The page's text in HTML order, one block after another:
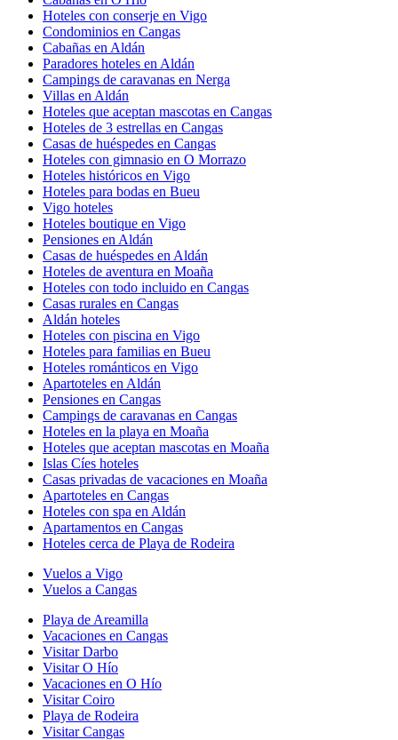
Hoteles con conserje en Vigo
Condominios en Cangas
Cabañas en Aldán
Paradores hoteles en Aldán
Campings de caravanas en Nerga
Villas en Aldán
Hoteles que aceptan mascotas en Cangas
Hoteles de 3 estrellas en Cangas
Casas de huéspedes en Cangas
Hoteles con gimnasio en O Morrazo
Hoteles históricos en Vigo
Hoteles para bodas en Bueu
Vigo hoteles
Hoteles boutique en Vigo
Pensiones en Aldán
Casas de huéspedes en Aldán
Hoteles de aventura en Moaña
Hoteles con todo incluido en Cangas
Casas rurales en Cangas
Aldán hoteles
Hoteles con piscina en Vigo
Hoteles para familias en Bueu
Hoteles románticos en Vigo
Apartoteles en Aldán
Pensiones en Cangas
Campings de caravanas en Cangas
Hoteles en la playa en Moaña
Hoteles que aceptan mascotas en Moaña
Islas Cíes hoteles
Casas privadas de vacaciones en Moaña
Apartoteles en Cangas
Hoteles con spa en Aldán
Apartamentos en Cangas
Hoteles cerca de Playa de Rodeira
Vuelos a Vigo
Vuelos a Cangas
Playa de Areamilla
Vacaciones en Cangas
Visitar Darbo
Visitar O Hío
Vacaciones en O Hío
Visitar Coiro
Playa de Rodeira
Visitar Cangas